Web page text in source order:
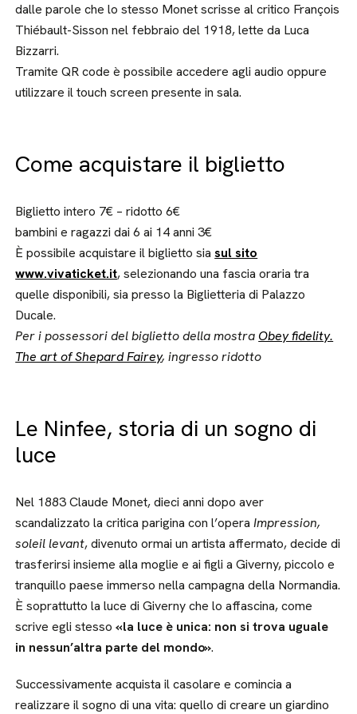
dalle parole che lo stesso Monet scrisse al critico François
Thiébault-Sisson nel febbraio del 1918, lette da Luca
Bizzarri.
Tramite QR code è possibile accedere agli audio oppure
utilizzare il touch screen presente in sala.
Come acquistare il biglietto
Biglietto intero 7€ – ridotto 6€
bambini e ragazzi dai 6 ai 14 anni 3€
È possibile acquistare il biglietto siasul sito
www.vivaticket.it, selezionando una fascia oraria tra
quelle disponibili, sia presso la Biglietteria di Palazzo
Ducale.
Per i possessori del biglietto della mostra Obey fidelity.
The art of Shepard Fairey, ingresso ridotto
Le Ninfee, storia di un sogno di
luce
Nel 1883 Claude Monet, dieci anni dopo aver
scandalizzato la critica parigina con l’operaImpression,
soleil levant, divenuto ormai un artista affermato, decide di
trasferirsi insieme alla moglie e ai figli a Giverny, piccolo e
tranquillo paese immerso nella campagna della Normandia.
È soprattutto la luce di Giverny che lo affascina, come
scrive egli stesso«la luce è unica: non si trova uguale
in nessun’altra parte del mondo».
Successivamente acquista il casolare e comincia a
realizzare il sogno di una vita: quello di creare un giardino